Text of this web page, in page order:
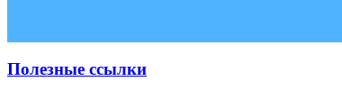
Полезные ссылки